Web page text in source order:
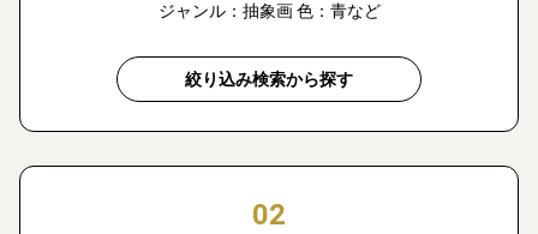
ジャンル：抽象画 色：青など
絞り込み検索から探す
02